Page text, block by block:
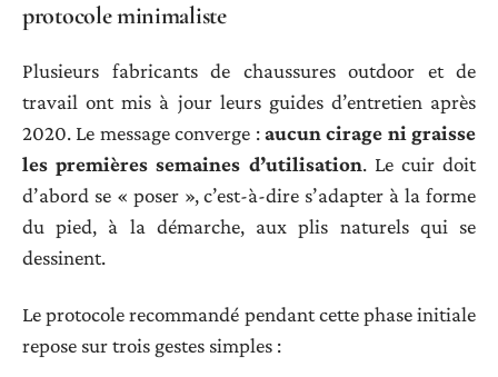
protocole minimaliste
Plusieurs fabricants de chaussures outdoor et de
travail ont mis à jour leurs guides d’entretien après
2020. Le message converge :aucun cirage ni graisse
les premières semaines d’utilisation. Le cuir doit
d’abord se « poser », c’est-à-dire s’adapter à la forme
du pied, à la démarche, aux plis naturels qui se
dessinent.
Le protocole recommandé pendant cette phase initiale
repose sur trois gestes simples :